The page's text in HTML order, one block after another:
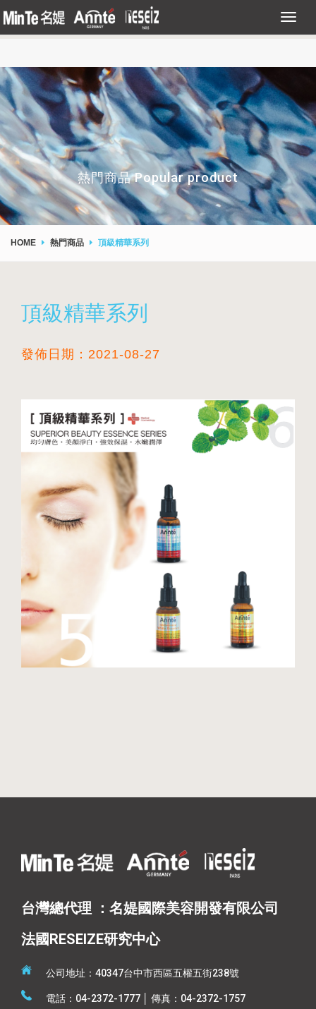
熱門商品 Popular product
HOME 熱門商品 頂級精華系列
頂級精華系列
發佈日期：2021-08-27
台灣總代理 ：名媞國際美容開發有限公司
法國RESEIZE研究中心
公司地址：40347台中市西區五權五街238號
電話：04-2372-1777 │ 傳真：04-2372-1757